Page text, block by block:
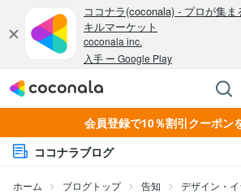
会員登録で10％割引クーポン
ココナラブログ
ホーム ブログトップ 告知 デザイン・イ